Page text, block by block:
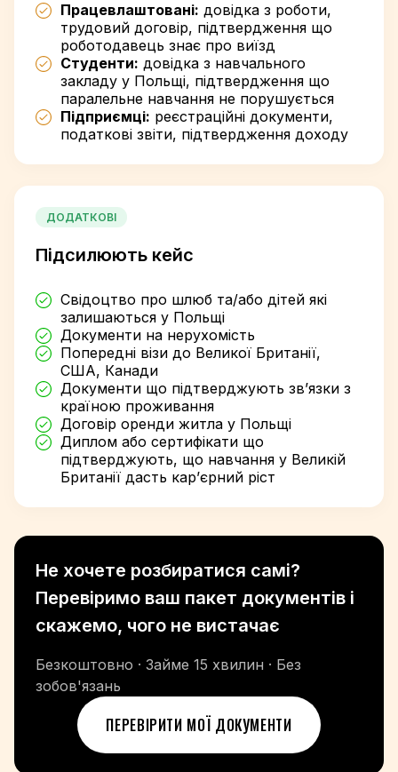
Працевлаштовані: довідка з роботи,
трудовий договір, підтвердження що
роботодавець знає про виїзд
Студенти: довідка з навчального
закладу у Польщі, підтвердження що
паралельне навчання не порушується
Підприємці: реєстраційні документи,
податкові звіти, підтвердження доходу
ДОДАТКОВІ
Підсилюють кейс
Свідоцтво про шлюб та/або дітей які
залишаються у Польщі
Документи на нерухомість
Попередні візи до Великої Британії,
США, Канади
Документи що підтверджують зв’язки з
країною проживання
Договір оренди житла у Польщі
Диплом або сертифікати що
підтверджують, що навчання у Великій
Британії дасть кар’єрний ріст
Не хочете розбиратися самі?
Перевіримо ваш пакет документів і
скажемо, чого не вистачає
Безкоштовно · Займе 15 хвилин · Без
зобов'язань
ПЕРЕВІРИТИ МОЇ ДОКУМЕНТИ